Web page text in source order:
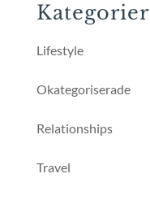
Kategorier
Lifestyle
Okategoriserade
Relationships
Travel